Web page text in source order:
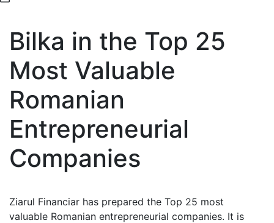
Bilka in the Top 25
Most Valuable
Romanian
Entrepreneurial
Companies
Ziarul Financiar has prepared the Top 25 most
valuable Romanian entrepreneurial companies. It is